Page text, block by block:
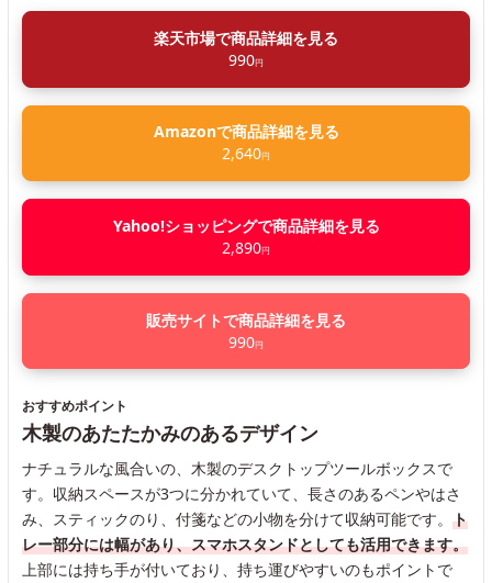
楽天市場で商品詳細を見る
990円
Amazonで商品詳細を見る
2,640円
Yahoo!ショッピングで商品詳細を見る
2,890円
販売サイトで商品詳細を見る
990円
おすすめポイント
木製のあたたかみのあるデザイン
ナチュラルな風合いの、木製のデスクトップツールボックスで
す。収納スペースが3つに分かれていて、長さのあるペンやはさ
み、スティックのり、付箋などの小物を分けて収納可能です。 ト
レー部分には幅があり、スマホスタンドとしても活用できます。
上部には持ち手が付いており、持ち運びやすいのもポイントで